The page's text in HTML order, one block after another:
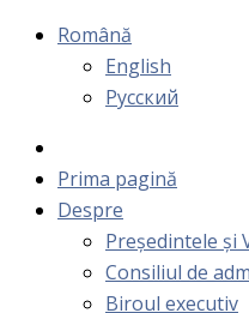
Română
English
Русский
Prima pagină
Despre
Președintele și
Consiliul de
Biroul executiv